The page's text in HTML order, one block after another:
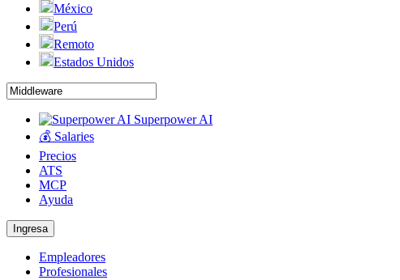
México
Perú
Remoto
Estados Unidos
Superpower AI
💰 Salaries
Precios
ATS
MCP
Ayuda
Ingresa
Empleadores
Profesionales